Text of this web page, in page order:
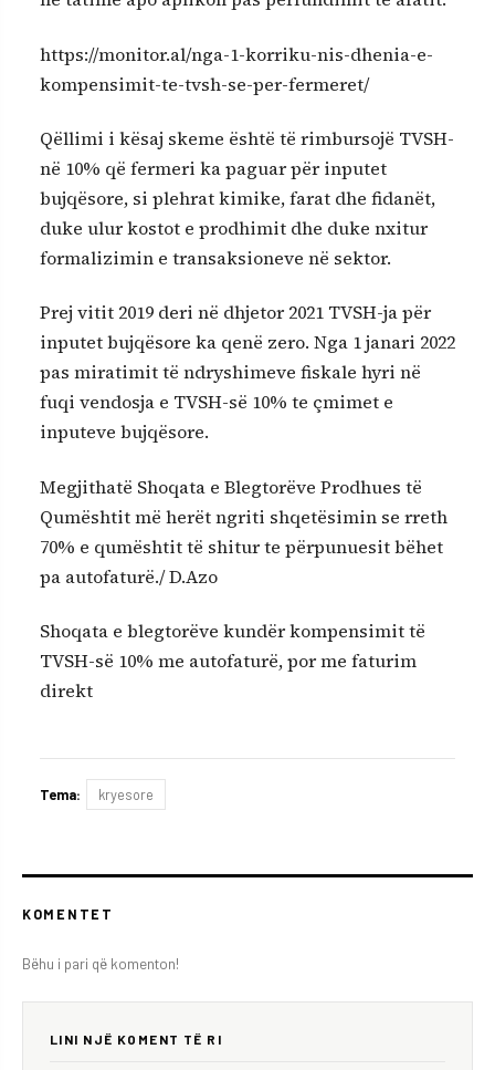
https://monitor.al/nga-1-korriku-nis-dhenia-e-
kompensimit-te-tvsh-se-per-fermeret/
Qëllimi i kësaj skeme është të rimbursojë TVSH-
në 10% që fermeri ka paguar për inputet
bujqësore, si plehrat kimike, farat dhe fidanët,
duke ulur kostot e prodhimit dhe duke nxitur
formalizimin e transaksioneve në sektor.
Prej vitit 2019 deri në dhjetor 2021 TVSH-ja për
inputet bujqësore ka qenë zero. Nga 1 janari 2022
pas miratimit të ndryshimeve fiskale hyri në
fuqi vendosja e TVSH-së 10% te çmimet e
inputeve bujqësore.
Megjithatë Shoqata e Blegtorëve Prodhues të
Qumështit më herët ngriti shqetësimin se rreth
70% e qumështit të shitur te përpunuesit bëhet
pa autofaturë./ D.Azo
Shoqata e blegtorëve kundër kompensimit të
TVSH-së 10% me autofaturë, por me faturim
direkt
Tema: kryesore
KOMENTET
Bëhu i pari që komenton!
LINI NJË KOMENT TË RI